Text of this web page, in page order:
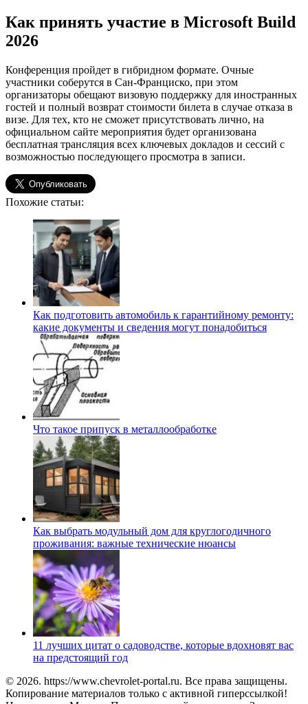
Как принять участие в Microsoft Build
2026
Конференция пройдет в гибридном формате. Очные
участники соберутся в Сан-Франциско, при этом
организаторы обещают визовую поддержку для иностранных
гостей и полный возврат стоимости билета в случае отказа в
визе. Для тех, кто не сможет присутствовать лично, на
официальном сайте мероприятия будет организована
бесплатная трансляция всех ключевых докладов и сессий с
возможностью последующего просмотра в записи.
Похожие статьи:
Как подготовить автомобиль к гарантийному ремонту:
какие документы и сведения могут понадобиться
Что такое припуск в металлообработке
Как выбрать модульный дом для круглогодичного
проживания: важные технические нюансы
11 лучших цитат о садоводстве, которые вдохновят вас
на предстоящий год
© 2026. https://www.chevrolet-portal.ru. Все права защищены.
Копирование материалов только с активной гиперссылкой!